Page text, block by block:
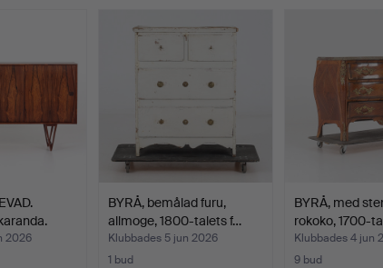
2026
BYRÅ, bemålad furu,
allmoge, 1800-talets f…
Klubbades 5 jun 2026
1 bud
BYRÅ, med
rokoko, 1700-
Klubbades 4 jun
9 bud